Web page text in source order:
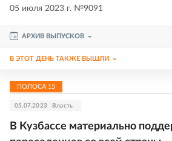
05 июля 2023 г. №9091
АРХИВ ВЫПУСКОВ
В ЭТОТ ДЕНЬ ТАКЖЕ ВЫШЛИ
ПОЛОСА 15
05.07.2023 Власть
В Кузбассе материально